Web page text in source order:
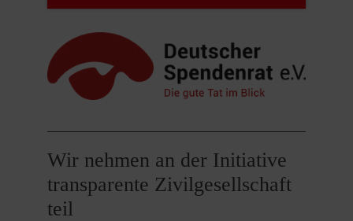
Wir nehmen an der Initiative
transparente Zivilgesellschaft
teil